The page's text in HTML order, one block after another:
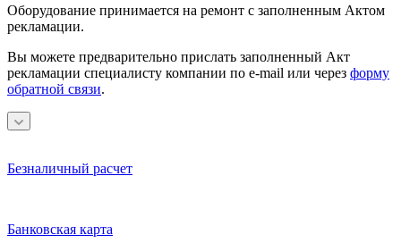
Оборудование принимается на ремонт с заполненным Актом
рекламации.
Вы можете предварительно прислать заполненный Акт
рекламации специалисту компании по e-mail или через форму
обратной связи.
Безналичный расчет
Банковская карта